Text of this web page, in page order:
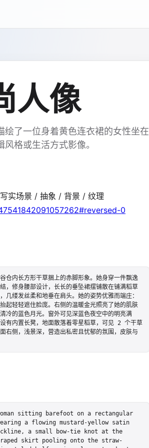
人像
了一位身着黄色连衣裙的女性坐在
格或生活方式影像。
实场景 / 抽象 / 背景 / 纹理
0
仓内长方形干草捆上的赤脚形象。她身穿一件飘逸
，修身腰部设计，长长的垂坠裙摆铺散在铺满稻草
几缕发丝柔和地垂在肩头。她的姿势优雅而端庄：
起轻轻遮住脸庞。右侧的温暖金光照亮了她的肌肤
冷的蓝色月光。窗外可见深蓝色夜空中的明亮满
有内置长凳，地面散落着零星稻草，可见 2 个干草
右侧，浅景深，营造出私密且忧郁的氛围，皮肤与
sitting barefoot on a rectangular
a flowing mustard-yellow satin
a small bow-tie knot at the
skirt pooling onto the straw-